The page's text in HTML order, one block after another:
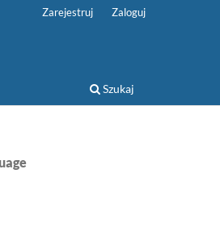
Szukaj
Zarejestruj Zaloguj